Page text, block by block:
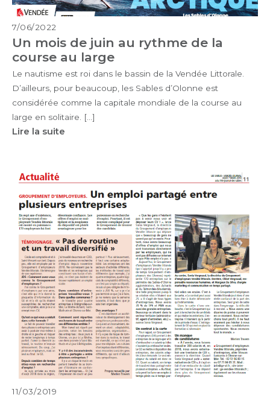
7/06/2022
Un mois de juin au rythme de la
course au large
Le nautisme est roi dans le bassin de la Vendée Littorale.
D’ailleurs, pour beaucoup, les Sables d’Olonne est
considérée comme la capitale mondiale de la course au
large en solitaire. […]
Lire la suite
11/03/2019